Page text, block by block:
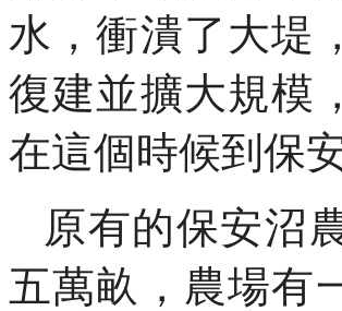
水，衝潰了大堤
復建並擴大規模
在這個時候到保
原有的保安沼
五萬畝，農場有